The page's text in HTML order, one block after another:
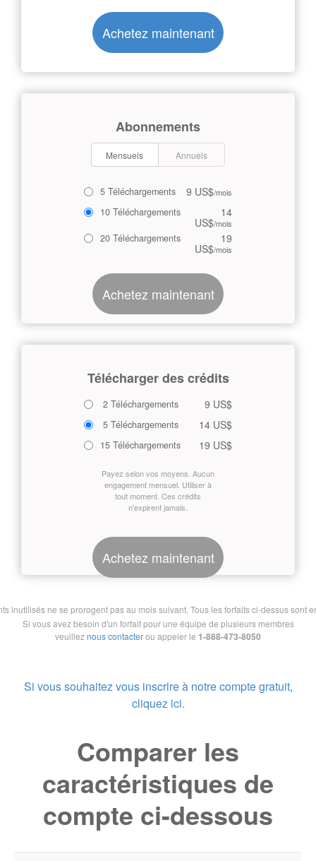
Achetez maintenant
Abonnements
Mensuels Annuels
5 Téléchargements 9 US$/mois
10 Téléchargements 14
US$/mois
20 Téléchargements 19
US$/mois
Achetez maintenant
Télécharger des crédits
2 Téléchargements 9 US$
5 Téléchargements 14 US$
15 Téléchargements 19 US$
Payez selon vos moyens. Aucun
engagement mensuel. Utiliser à
tout moment. Ces crédits
n'expirent jamais.
Achetez maintenant
inutilisés ne se prorogent pas au mois suivant. Tous les forfaits ci-dessus sont
Si vous avez besoin d'un forfait pour une équipe de plusieurs membres
veuilleznous contacterou appeler le 1-888-473-8050
Si vous souhaitez vous inscrire à notre compte gratuit,
cliquez ici.
Comparer les
caractéristiques de
compte ci-dessous